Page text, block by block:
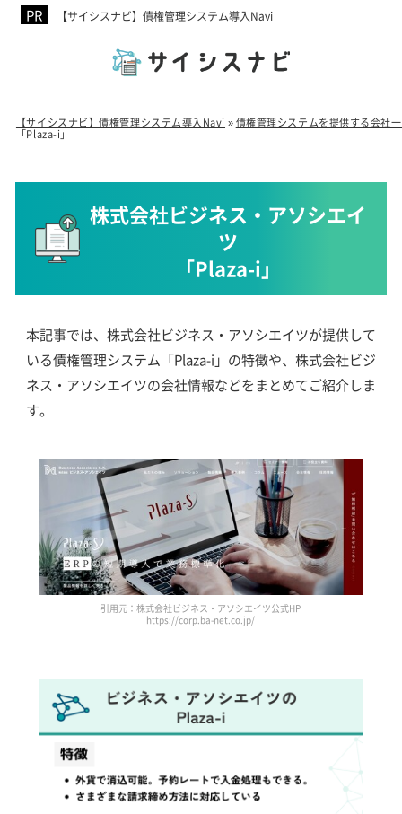
【サイシスナビ】債権管理システム導入Navi
【サイシスナビ】債権管理システム導入Navi »債権管理システムを提供する会社
「Plaza-i」
株式会社ビジネス・アソシエイ
ツ
「Plaza-i」
本記事では、株式会社ビジネス・アソシエイツが提供して
いる債権管理システム「Plaza-i」の特徴や、株式会社ビジ
ネス・アソシエイツの会社情報などをまとめてご紹介しま
す。
引用元：株式会社ビジネス・アソシエイツ公式HP
https://corp.ba-net.co.jp/